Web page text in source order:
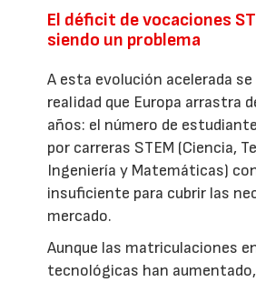
El déficit de vocaciones
siendo un problema
A esta evolución acelerada se
realidad que Europa arrastra
años: el número de
por carreras STEM (Ciencia,
Ingeniería y Matemáticas)
insuficiente para cubrir las
mercado.
Aunque las matriculaciones
tecnológicas han